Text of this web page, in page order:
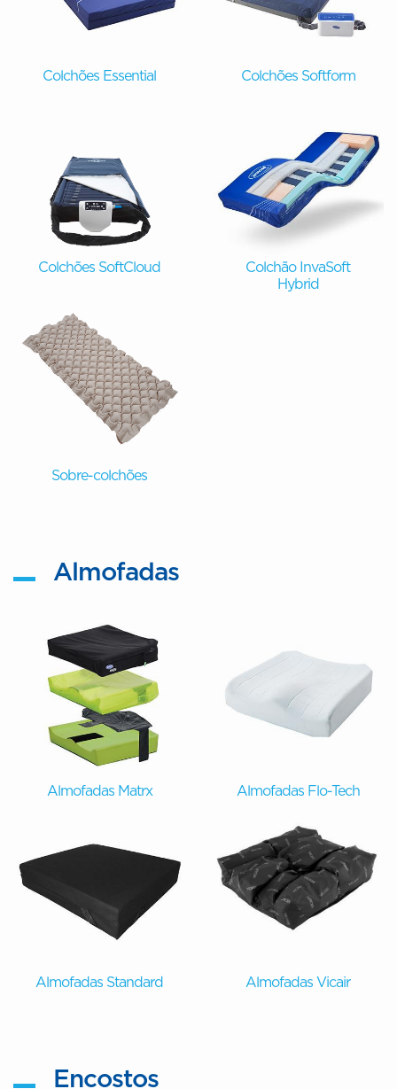
Colchões Essential Colchões Softform
Colchões SoftCloud
Colchão InvaSoft
Hybrid
Sobre-colchões
Almofadas
Almofadas Matrx Almofadas Flo-Tech
Almofadas Standard Almofadas Vicair
Encostos